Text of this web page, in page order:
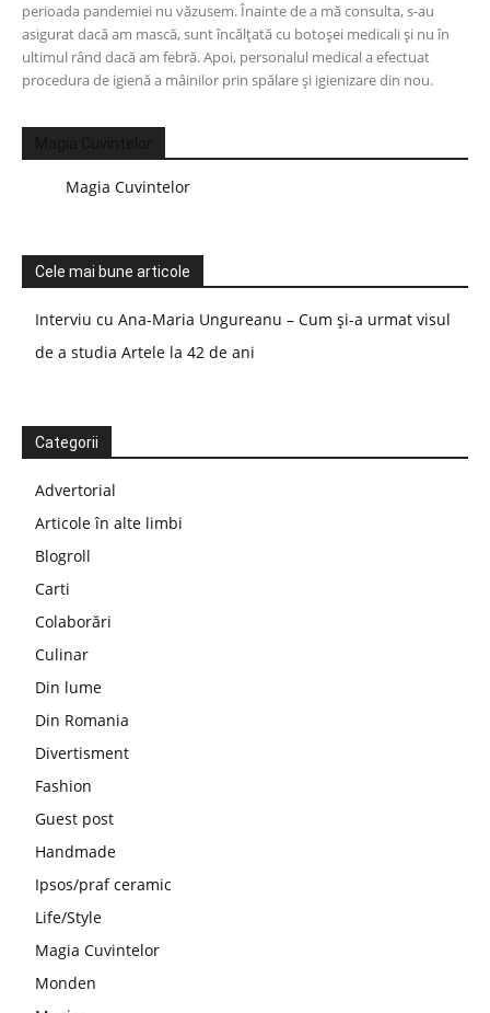
perioada pandemiei nu văzusem. Înainte de a mă consulta, s-au
asigurat dacă am mască, sunt încălțată cu botoșei medicali și nu în
ultimul rând dacă am febră. Apoi, personalul medical a efectuat
procedura de igienă a mâinilor prin spălare și igienizare din nou.
Magia Cuvintelor
Cele mai bune articole
Interviu cu Ana-Maria Ungureanu – Cum și-a urmat visul
de a studia Artele la 42 de ani
Categorii
Advertorial
Articole în alte limbi
Blogroll
Carti
Colaborări
Culinar
Din lume
Din Romania
Divertisment
Fashion
Guest post
Handmade
Ipsos/praf ceramic
Life/Style
Magia Cuvintelor
Monden